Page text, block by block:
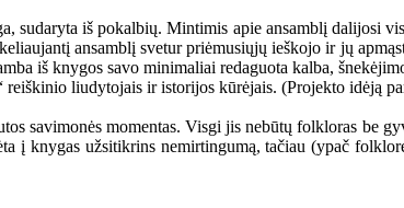
sudaryta iš pokalbių. Mintimis apie ansamblį dalijosi
ansamblį svetur priėmusiųjų ieškojo ir jų
iš knygos savo minimaliai redaguota kalba,
reiškinio liudytojais ir istorijos kūrėjais. (Projekto idėją
savimonės momentas. Visgi jis nebūtų folkloras be
į knygas užsitikrins nemirtingumą, tačiau (ypač